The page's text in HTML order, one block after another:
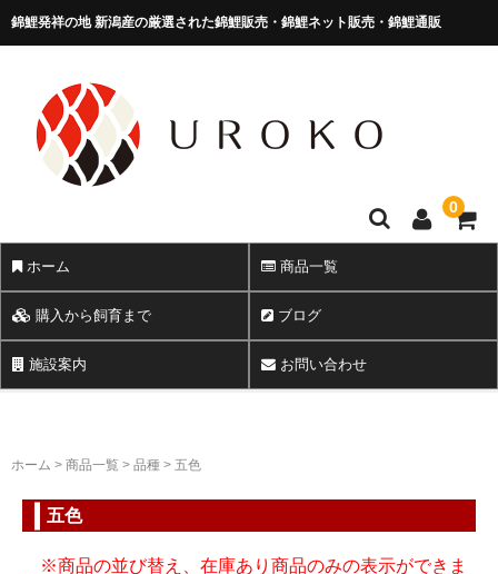
錦鯉発祥の地 新潟産の厳選された錦鯉販売・錦鯉ネット販売・錦鯉通販
錦鯉販売 株式会社 鱗～うろこ～0
ホーム 商品一覧
購入から飼育まで ブログ
施設案内 お問い合わせ
ホーム > 商品一覧 > 品種 > 五色
五色
※商品の並び替え、在庫あり商品のみの表示ができま